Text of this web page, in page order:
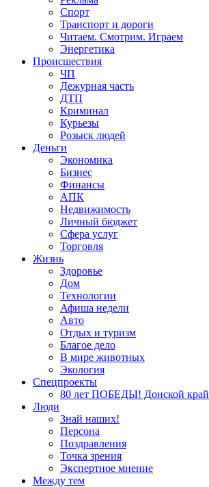
Спорт
Транспорт и дороги
Читаем. Смотрим. Играем
Энергетика
Происшествия
ЧП
Дежурная часть
ДТП
Криминал
Курьезы
Розыск людей
Деньги
Экономика
Бизнес
Финансы
АПК
Недвижимость
Личный бюджет
Сфера услуг
Торговля
Жизнь
Здоровье
Дом
Технологии
Афиша недели
Авто
Отдых и туризм
Благое дело
В мире животных
Экология
Спецпроекты
80 лет ПОБЕДЫ! Донской край
Люди
Знай наших!
Персона
Поздравления
Точка зрения
Экспертное мнение
Между тем